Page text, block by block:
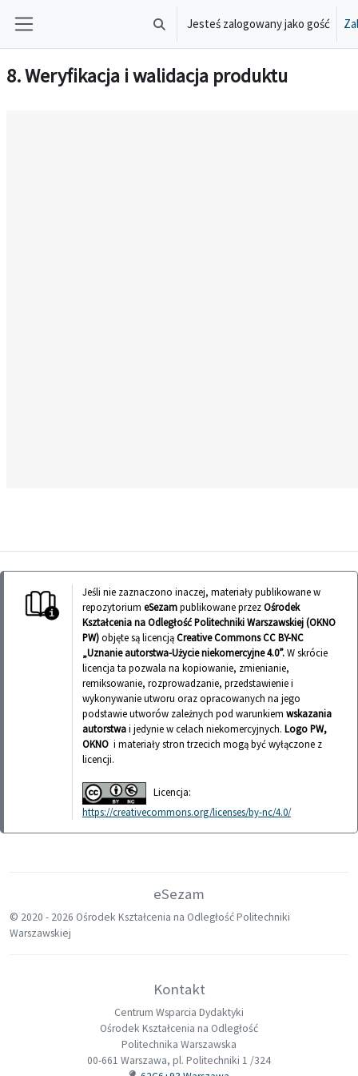
Przełącznik wyszukiwarki
Jesteś zalogowany jako gość
8. Weryfikacja i walidacja produktu
Jeśli nie zaznaczono inaczej, materiały publikowane w
repozytorium eSezampublikowane przezOśrodek
Kształcenia na Odległość Politechniki Warszawskiej (OKNO
PW)objęte są licencjąCreative Commons CC BY-NC
„Uznanie autorstwa-Użycie niekomercyjne 4.0”.W skrócie
licencja ta pozwala na kopiowanie, zmienianie,
remiksowanie, rozprowadzanie, przedstawienie i
wykonywanie utworu oraz opracowanych na jego
podstawie utworów zależnych pod warunkiem wskazania
autorstwai jedynie w celach niekomercyjnych. Logo PW,
OKNO i materiały stron trzecich mogą być wyłączone z
licencji.
Licencja:
https://creativecommons.org/licenses/by-nc/4.0/
eSezam
© 2020 - 2026 Ośrodek Kształcenia na Odległość Politechniki
Warszawskiej
Kontakt
Centrum Wsparcia Dydaktyki
Ośrodek Kształcenia na Odległość
Politechnika Warszawska
00-661 Warszawa, pl. Politechniki 1 /324